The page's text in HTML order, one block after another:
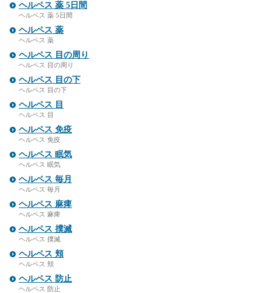
ヘルペス 薬 5日間
ヘルペス 薬 5日間
ヘルペス 薬
ヘルペス 薬
ヘルペス 目の周り
ヘルペス 目の周り
ヘルペス 目の下
ヘルペス 目の下
ヘルペス 目
ヘルペス 目
ヘルペス 免疫
ヘルペス 免疫
ヘルペス 眠気
ヘルペス 眠気
ヘルペス 毎月
ヘルペス 毎月
ヘルペス 麻痺
ヘルペス 麻痺
ヘルペス 撲滅
ヘルペス 撲滅
ヘルペス 頬
ヘルペス 頬
ヘルペス 防止
ヘルペス 防止